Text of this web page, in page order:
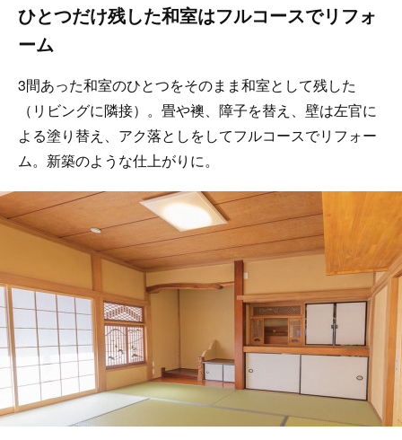
ひとつだけ残した和室はフルコースでリフォ
ーム
3間あった和室のひとつをそのまま和室として残した
（リビングに隣接）。畳や襖、障子を替え、壁は左官に
よる塗り替え、アク落としをしてフルコースでリフォー
ム。新築のような仕上がりに。